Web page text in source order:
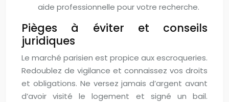
aide professionnelle pour votre recherche.
Pièges à éviter et conseils
juridiques
Le marché parisien est propice aux escroqueries.
Redoublez de vigilance et connaissez vos droits
et obligations. Ne versez jamais d’argent avant
d’avoir visité le logement et signé un bail.